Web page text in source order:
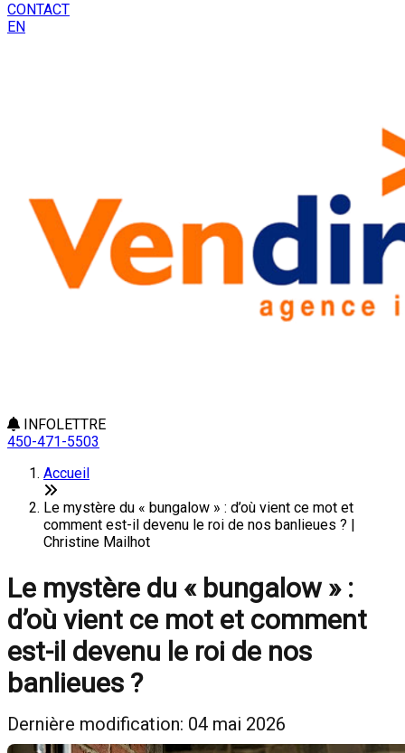
CONTACT
EN
INFOLETTRE
450-471-5503
Accueil
Le mystère du « bungalow » : d’où vient ce mot et
comment est-il devenu le roi de nos banlieues ? |
Christine Mailhot
Le mystère du « bungalow » :
d’où vient ce mot et comment
est-il devenu le roi de nos
banlieues ?
Dernière modification: 04 mai 2026